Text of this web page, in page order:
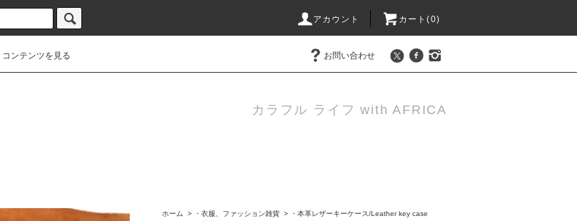
アカウント カート(0)
コンテンツを見る お問い合わせ
カラフル ライフ with AFRICA
ホーム > ・衣服、ファッション雑貨 >
・本革レザーキーケース/Leather key case